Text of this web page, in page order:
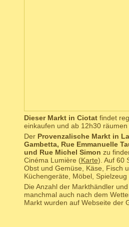
Dieser Markt in Ciotatfindet
einkaufen und ab 12h30
Der Provenzalische Markt in
Gambetta, Rue Emmanuelle
und Rue Michel Simon zu
Cinéma Lumière (Karte). Auf 60
Obst und Gemüse, Käse, Fisch
Küchengeräte, Möbel, Spielzeug
Die Anzahl der Markthändler
manchmal auch nach dem
Markt wurden auf Webseite der